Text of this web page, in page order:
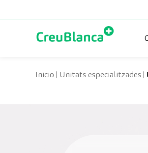
Inicio | Unitats especialitzades|